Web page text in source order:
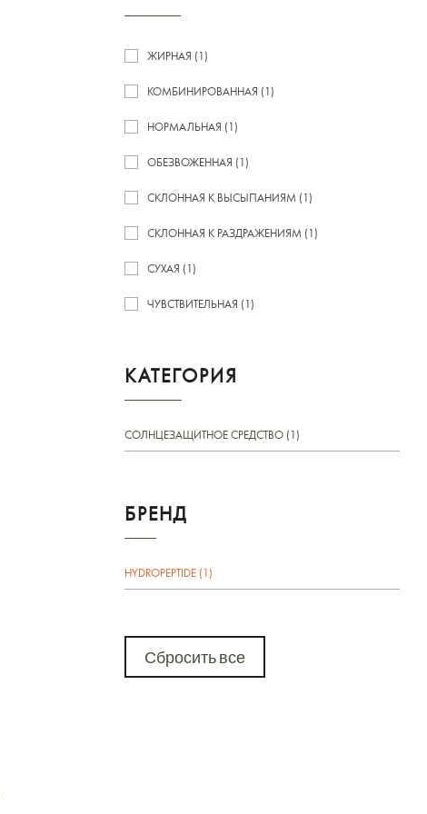
ЖИРНАЯ (1)
КОМБИНИРОВАННАЯ (1)
НОРМАЛЬНАЯ (1)
ОБЕЗВОЖЕННАЯ (1)
СКЛОННАЯ К ВЫСЫПАНИЯМ (1)
СКЛОННАЯ К РАЗДРАЖЕНИЯМ (1)
СУХАЯ (1)
ЧУВСТВИТЕЛЬНАЯ (1)
КАТЕГОРИЯ
СОЛНЦЕЗАЩИТНОЕ СРЕДСТВО (1)
БРЕНД
HYDROPEPTIDE (1)
Сбросить все